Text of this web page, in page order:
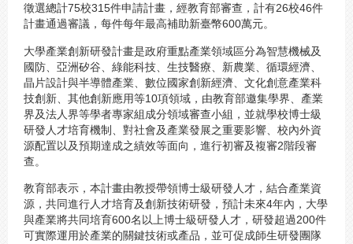
徵選總計75校315件申請計畫，經教育部審查，計有26校46件
計畫通過審議，每件每年最高補助新臺幣600萬元。
大學產業創新研發計畫是政府重點產業領域區分為智慧機械及
國防、亞洲矽谷、綠能科技、生技醫療、新農業、循環經濟、
晶片設計與半導體產業、數位國家創新經濟、文化創意產業科
技創新、其他創新應用等10項領域，由教育部邀集學界、產業
界及法人界等學者專家組成分領域審查小組，並就學校博士級
研發人才培育機制、對社會及產業發展之重要影響、校內外資
源配置以及預期達成之績效等面向，進行初審及複審2階段審
查。
教育部表示，本計畫由教授帶領博士級研發人才，結合產業資
源，共同進行人才培育及創新技術研發，預計未來4年內，大學
與產業將共同培育600名以上博士級研發人才，研發超過200件
可實際運用於產業的關鍵技術或產品，並可促成師生研發團隊